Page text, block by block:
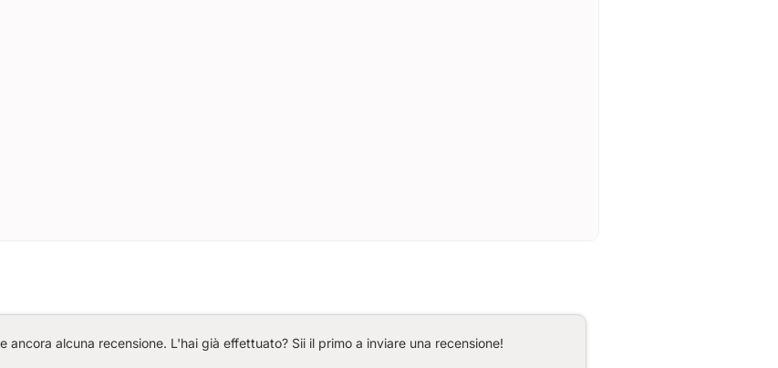
ancora alcuna recensione. L'hai già effettuato? Sii il primo a inviare una recensione!